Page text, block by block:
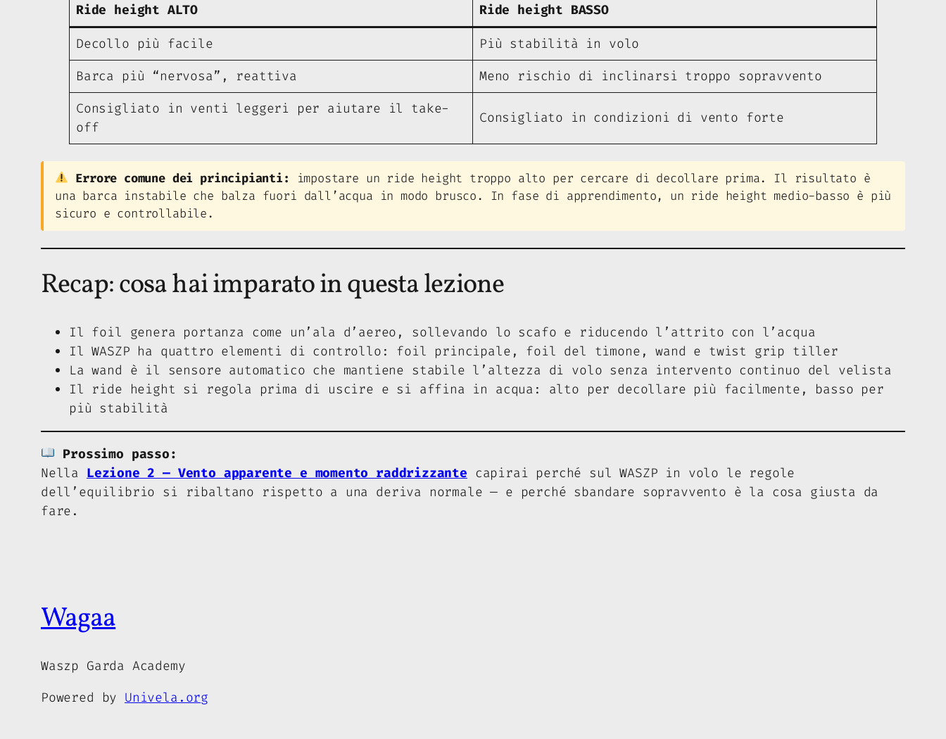
Ride height ALTO
Ride height BASSO
Decollo più facile
Più stabilità in volo
Barca più “nervosa”, reattiva
Meno rischio di inclinarsi troppo sopravvento
Consigliato in venti leggeri per aiutare il take-
off
Consigliato in condizioni di vento forte
Errore comune dei principianti:
impostare un ride height troppo alto per cercare di decollare prima. Il risultato è
una barca instabile che balza fuori dall’acqua in modo brusco. In fase di apprendimento, un ride height medio-basso è più
sicuro e controllabile.
Recap: cosa hai imparato in questa lezione
Il foil genera portanza come un’ala d’aereo, sollevando lo scafo e riducendo l’attrito con l’acqua
Il WASZP ha quattro elementi di controllo: foil principale, foil del timone, wand e twist grip tiller
La wand è il sensore automatico che mantiene stabile l’altezza di volo senza intervento continuo del velista
Il ride height si regola prima di uscire e si affina in acqua: alto per decollare più facilmente, basso per
più stabilità
Prossimo passo:
Nella Lezione 2 — Vento apparente e momento raddrizzante capirai perché sul WASZP in volo le regole
dell’equilibrio si ribaltano rispetto a una deriva normale — e perché sbandare sopravvento è la cosa giusta da
fare.
Wagaa
Waszp Garda Academy
Powered by Univela.org